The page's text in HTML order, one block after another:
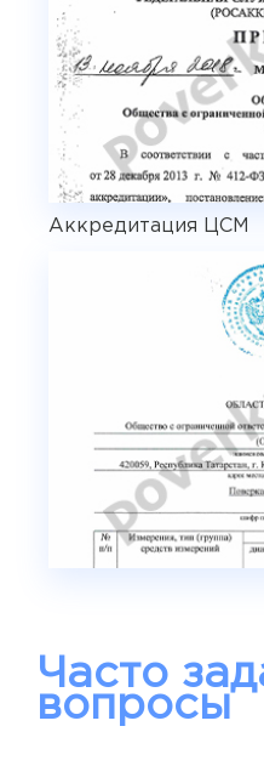
Аккредитация ЦСМ
Часто
вопросы